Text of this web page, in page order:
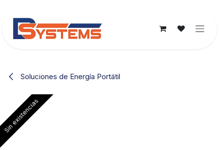
Soluciones de Energía Portátil
Sin existencias
Sin existencias